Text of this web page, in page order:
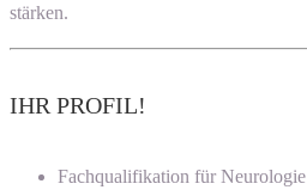
stärken.
IHR PROFIL!
Fachqualifikation für Neurologie